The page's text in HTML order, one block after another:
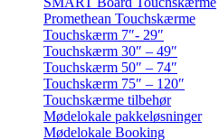
Promethean Touchskærme
Touchskærm 7″- 29″
Touchskærm 30″ – 49″
Touchskærm 50″ – 74″
Touchskærm 75″ – 120″
Touchskærme tilbehør
Mødelokale pakkeløsninger
Mødelokale Booking